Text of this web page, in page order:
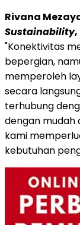
Rivana
Sustainability,
"Konektivitas
bepergian,
memperoleh
secara
terhubung
dengan mudah
kami
kebutuhan